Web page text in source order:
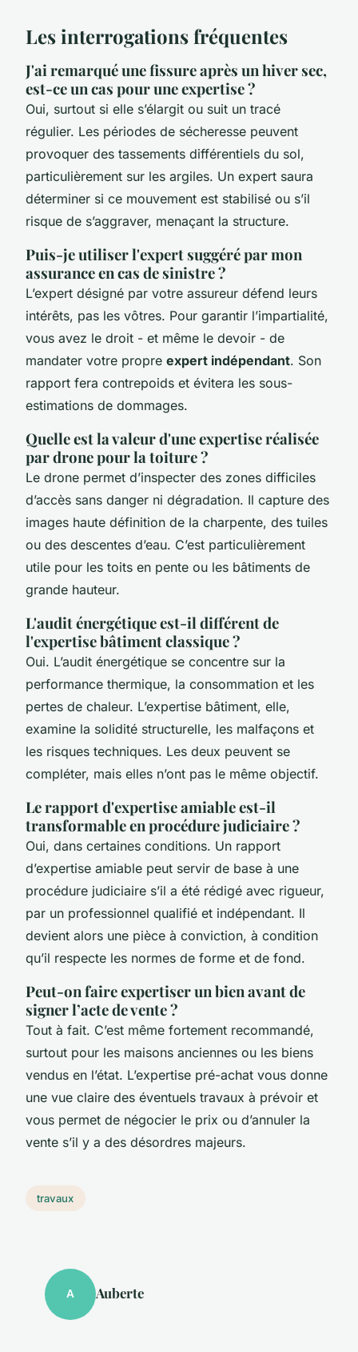
Les interrogations fréquentes
J'ai remarqué une fissure après un hiver sec,
est-ce un cas pour une expertise ?
Oui, surtout si elle s’élargit ou suit un tracé
régulier. Les périodes de sécheresse peuvent
provoquer des tassements différentiels du sol,
particulièrement sur les argiles. Un expert saura
déterminer si ce mouvement est stabilisé ou s’il
risque de s’aggraver, menaçant la structure.
Puis-je utiliser l'expert suggéré par mon
assurance en cas de sinistre ?
L’expert désigné par votre assureur défend leurs
intérêts, pas les vôtres. Pour garantir l’impartialité,
vous avez le droit - et même le devoir - de
mandater votre propre expert indépendant. Son
rapport fera contrepoids et évitera les sous-
estimations de dommages.
Quelle est la valeur d'une expertise réalisée
par drone pour la toiture ?
Le drone permet d’inspecter des zones difficiles
d’accès sans danger ni dégradation. Il capture des
images haute définition de la charpente, des tuiles
ou des descentes d’eau. C’est particulièrement
utile pour les toits en pente ou les bâtiments de
grande hauteur.
L'audit énergétique est-il différent de
l'expertise bâtiment classique ?
Oui. L’audit énergétique se concentre sur la
performance thermique, la consommation et les
pertes de chaleur. L’expertise bâtiment, elle,
examine la solidité structurelle, les malfaçons et
les risques techniques. Les deux peuvent se
compléter, mais elles n’ont pas le même objectif.
Le rapport d'expertise amiable est-il
transformable en procédure judiciaire ?
Oui, dans certaines conditions. Un rapport
d’expertise amiable peut servir de base à une
procédure judiciaire s’il a été rédigé avec rigueur,
par un professionnel qualifié et indépendant. Il
devient alors une pièce à conviction, à condition
qu’il respecte les normes de forme et de fond.
Peut-on faire expertiser un bien avant de
signer l’acte de vente ?
Tout à fait. C’est même fortement recommandé,
surtout pour les maisons anciennes ou les biens
vendus en l’état. L’expertise pré-achat vous donne
une vue claire des éventuels travaux à prévoir et
vous permet de négocier le prix ou d’annuler la
vente s’il y a des désordres majeurs.
travaux
A Auberte